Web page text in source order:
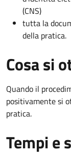
(CNS)
tutta la
della pratica.
Cosa si
Quando il
positivamente si
pratica.
Tempi e